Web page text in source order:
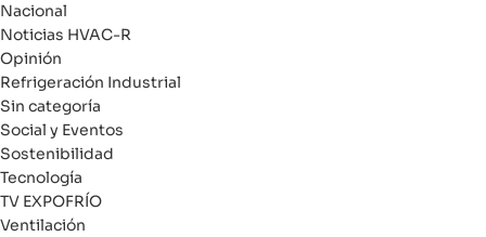
Nacional
Noticias HVAC-R
Opinión
Refrigeración Industrial
Sin categoría
Social y Eventos
Sostenibilidad
Tecnología
TV EXPOFRÍO
Ventilación